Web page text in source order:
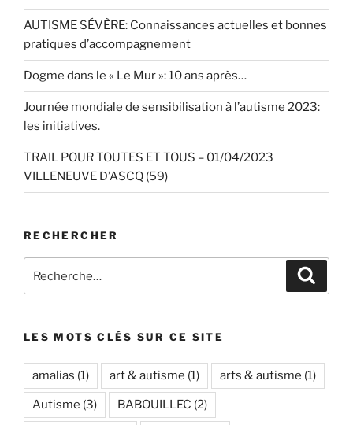
AUTISME SÉVÈRE: Connaissances actuelles et bonnes
pratiques d’accompagnement
Dogme dans le « Le Mur »: 10 ans après…
Journée mondiale de sensibilisation à l’autisme 2023:
les initiatives.
TRAIL POUR TOUTES ET TOUS – 01/04/2023
VILLENEUVE D’ASCQ (59)
RECHERCHER
pour
LES MOTS CLÉS SUR CE SITE
amalias (1) art & autisme (1) arts & autisme (1)
Autisme (3) BABOUILLEC (2)